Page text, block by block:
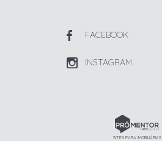
FACEBOOK
INSTAGRAM
SITES PARA IMOBILIÁRIAS